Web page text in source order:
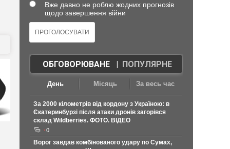
Вже давно не роблю жодних прогнозів
щодо завершення війни
ОБГОВОРЮВАНЕ| ПОПУЛЯРНЕ
День Місяць За весь час
За 2000 кілометрів від кордону з Україною: в
Єкатеринбурзі після атаки дронів загорівся
склад Wildberries. ФОТО. ВІДЕО
0
Ворог завдав комбінованого удару по Сумах,